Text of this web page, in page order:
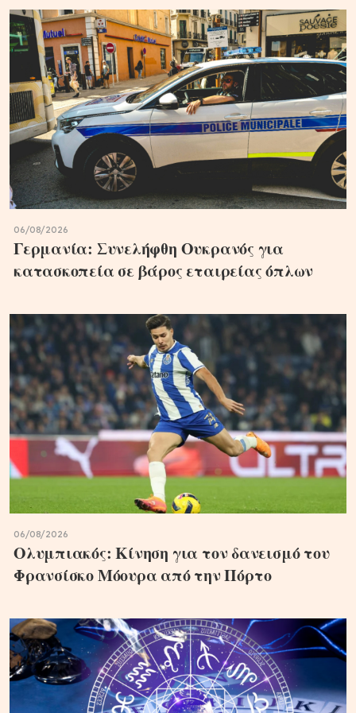
06/08/2026
Γερμανία: Συνελήφθη Ουκρανός για
κατασκοπεία σε βάρος εταιρείας όπλων
06/08/2026
Ολυμπιακός: Κίνηση για τον δανεισμό του
Φρανσίσκο Μόουρα από την Πόρτο